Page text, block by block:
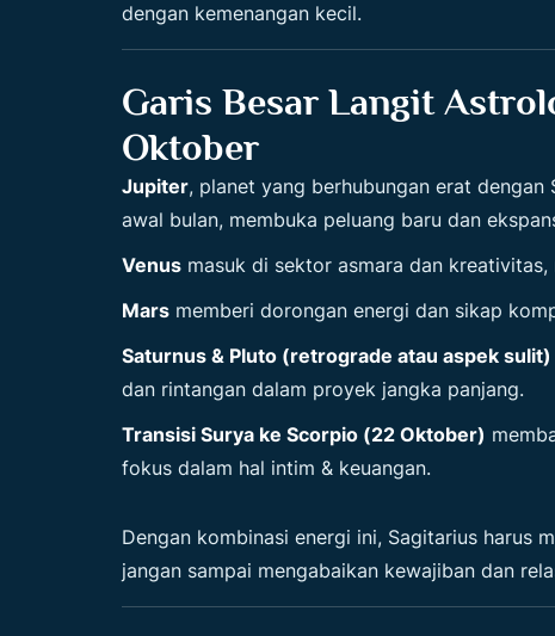
dengan kemenangan kecil.
Garis Besar Langit
Oktober
Jupiter, planet yang berhubungan erat
awal bulan, membuka peluang baru dan
Venus masuk di sektor asmara dan
Mars memberi dorongan energi dan sikap
Saturnus & Pluto (retrograde atau aspek sulit)
dan rintangan dalam proyek jangka panjang.
Transisi Surya ke Scorpio (22 Oktober)
fokus dalam hal intim & keuangan.
Dengan kombinasi energi ini, Sagitarius harus
jangan sampai mengabaikan kewajiban dan